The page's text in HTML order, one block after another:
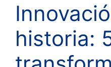
historia: